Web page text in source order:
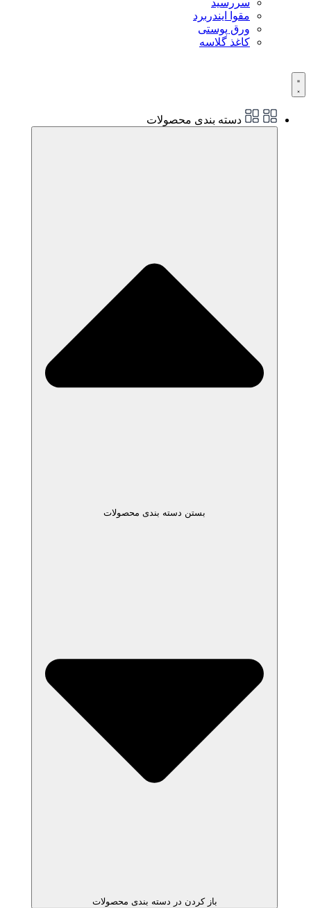
سررسید
مقوا ایندربرد
ورق پوستی
کاغذ گلاسه
دسته بندی محصولات
بستن دسته بندی محصولات
باز کردن در دسته بندی محصولات